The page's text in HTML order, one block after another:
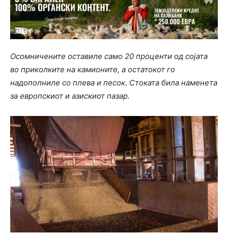
Осомничените оставиле само 20 проценти од сојата
во приколките на камионите, а остатокот го
надополниле со плева и песок. Стоката била наменета
за европскиот и азискиот пазар.